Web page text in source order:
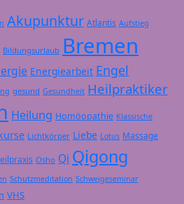
Akupunktur Atlantis Aufstieg
Bildungsurlaub Bremen
Energiearbeit Engel
gesund Gesundheit Heilpraktiker
Heilung Homöopathie Klassische
Lichtkörper Liebe Lotus Massage
Osho Qi Qigong
Schutzmeditation Schweigeseminar
VHS